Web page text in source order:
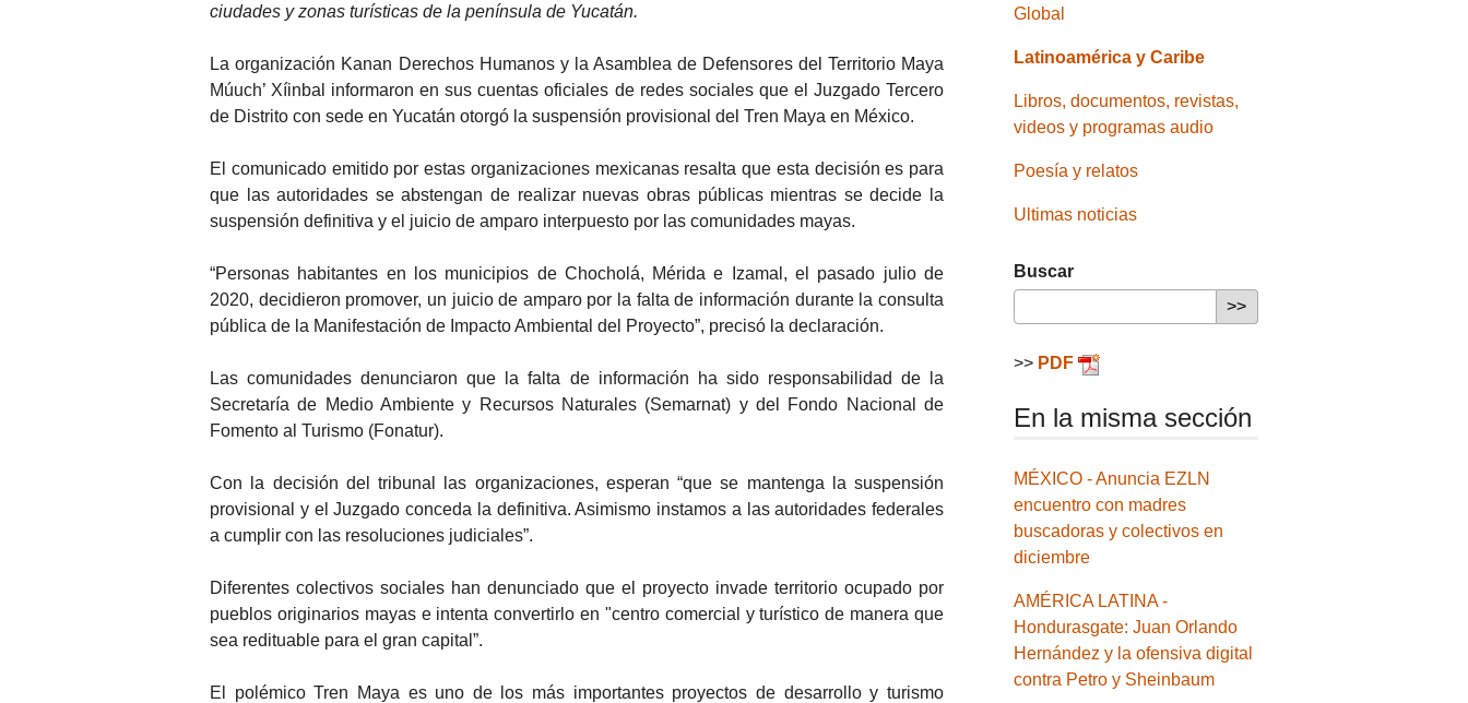
ciudades y zonas turísticas de la península de Yucatán.
La organización Kanan Derechos Humanos y la Asamblea de Defensores del Territorio Maya
Múuch’ Xíinbal informaron en sus cuentas oficiales de redes sociales que el Juzgado Tercero
de Distrito con sede en Yucatán otorgó la suspensión provisional del Tren Maya en México.
El comunicado emitido por estas organizaciones mexicanas resalta que esta decisión es para
que las autoridades se abstengan de realizar nuevas obras públicas mientras se decide la
suspensión definitiva y el juicio de amparo interpuesto por las comunidades mayas.
“Personas habitantes en los municipios de Chocholá, Mérida e Izamal, el pasado julio de
2020, decidieron promover, un juicio de amparo por la falta de información durante la consulta
pública de la Manifestación de Impacto Ambiental del Proyecto”, precisó la declaración.
Las comunidades denunciaron que la falta de información ha sido responsabilidad de la
Secretaría de Medio Ambiente y Recursos Naturales (Semarnat) y del Fondo Nacional de
Fomento al Turismo (Fonatur).
Con la decisión del tribunal las organizaciones, esperan “que se mantenga la suspensión
provisional y el Juzgado conceda la definitiva. Asimismo instamos a las autoridades federales
a cumplir con las resoluciones judiciales”.
Diferentes colectivos sociales han denunciado que el proyecto invade territorio ocupado por
pueblos originarios mayas e intenta convertirlo en "centro comercial y turístico de manera que
sea redituable para el gran capital”.
El polémico Tren Maya es uno de los más importantes proyectos de desarrollo y turismo
Global
Latinoamérica y Caribe
Libros, documentos, revistas,
videos y programas audio
Poesía y relatos
Ultimas noticias
Buscar
>> PDF
En la misma sección
MÉXICO - Anuncia EZLN
encuentro con madres
buscadoras y colectivos en
diciembre
AMÉRICA LATINA -
Hondurasgate: Juan Orlando
Hernández y la ofensiva digital
contra Petro y Sheinbaum